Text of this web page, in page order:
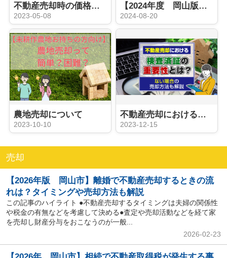
不動産売却時の価格の目安がわかる査定とは？2種類ある査定の特徴も解説！
2023-05-08
【2024年度 岡山版】不動産の売却査定の相場を自分で調べる方法とは？高く売るポイントも解説
2024-08-20
農地売却について
2023-10-10
不動産売却における検査済証の重要性とは？ない場合の売却方法も解説
2023-12-15
売却
【2026年版 岡山市】離婚で不動産売却するときの流
れは？タイミングや売却方法も解説
この記事のハイライト ●不動産売却するタイミングは夫婦の関係性
や税金の有無などを考慮して決める●査定や売却活動などを経て家
を売却し財産分与をおこなうのが一般...
2026-02-23